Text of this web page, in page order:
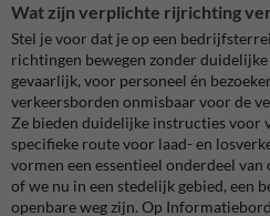
Wat zijn verplichte rijrichting
Stel je voor dat je op een
richtingen bewegen zonder
gevaarlijk, voor personeel én
verkeersborden onmisbaar voor de
Ze bieden duidelijke instructies voor
specifieke route voor laad- en
vormen een essentieel onderdeel van
of we nu in een stedelijk gebied, een
openbare weg zijn. Op